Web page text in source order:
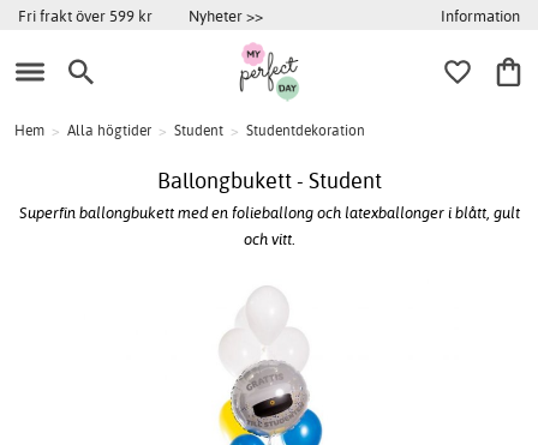
Fri frakt över 599 kr Nyheter >> Information
Hem > Alla högtider > Student > Studentdekoration
Ballongbukett - Student
Superfin ballongbukett med en folieballong och latexballonger i blått, gult
och vitt.